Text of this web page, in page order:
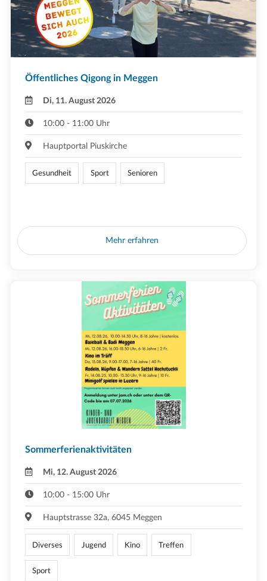
Öffentliches Qigong in Meggen
Di, 11. August 2026
10:00 - 11:00 Uhr
Hauptportal Piuskirche
Gesundheit Sport Senioren
Mehr erfahren
Sommerferienaktivitäten
Mi, 12. August 2026
10:00 - 15:00 Uhr
Hauptstrasse 32a, 6045 Meggen
Diverses Jugend Kino Treffen
Sport